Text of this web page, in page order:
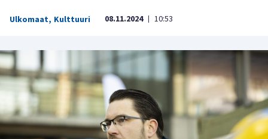
Ulkomaat, Kulttuuri 08.11.2024 | 10:53